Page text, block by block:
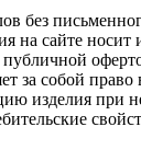
без
на сайте
публичной
за собой
изделия при